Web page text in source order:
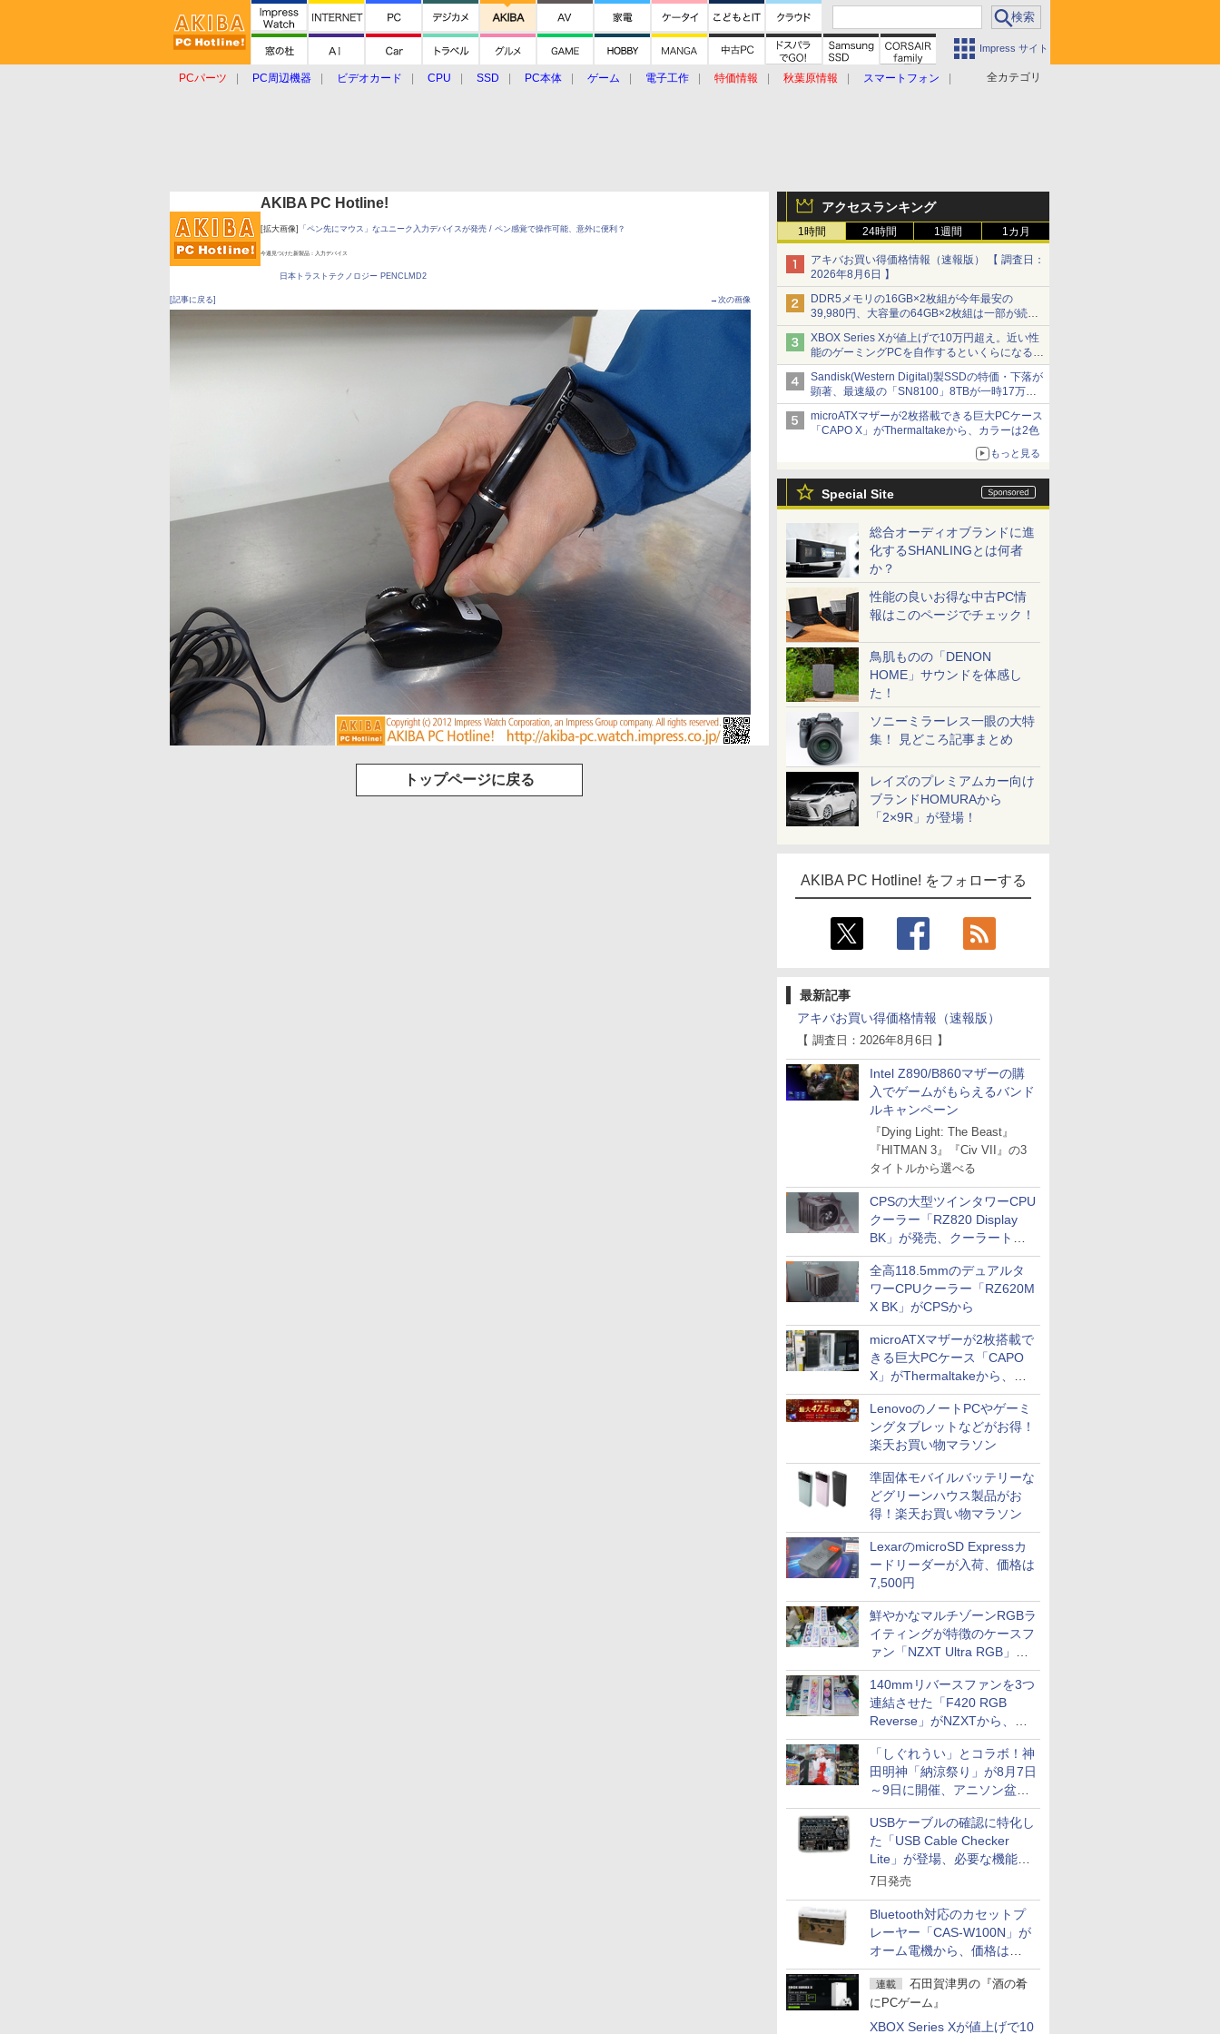
Impress サイト
全カテゴリ
PCパーツ PC周辺機器 ビデオカード CPU SSD PC本体 ゲーム 電子工作 特価情報 秋葉原情報
スマートフォン
アクセスランキング
1時間 24時間 1週間 1カ月
アキバお買い得価格情報（速報版） 【 調査日：
2026年8月6日 】
DDR5メモリの16GB×2枚組が今年最安の
39,980円、大容量の64GB×2枚組は一部が続騰
[8月前半のメモリ価格]
XBOX Series Xが値上げで10万円超え。近い性
能のゲーミングPCを自作するといくらになる？
【石田賀津男の『酒の肴にPCゲーム』】
Sandisk(Western Digital)製SSDの特価・下落が
顕著、最速級の「SN8100」8TBが一時17万円
割れ [8月前半のSSD価格]
microATXマザーが2枚搭載できる巨大PCケース
「CAPO X」がThermaltakeから、カラーは2色
もっと見る
Special Site
総合オーディオブランドに進
化するSHANLINGとは何者
か？
性能の良いお得な中古PC情
報はこのページでチェック！
鳥肌ものの「DENON
HOME」サウンドを体感し
た！
ソニーミラーレス一眼の大特
集！ 見どころ記事まとめ
レイズのプレミアムカー向け
ブランドHOMURAから
「2×9R」が登場！
AKIBA PC Hotline! をフォローする
最新記事
アキバお買い得価格情報（速報版）
【 調査日：2026年8月6日 】
Intel Z890/B860マザーの購
入でゲームがもらえるバンド
ルキャンペーン
『Dying Light: The Beast』
『HITMAN 3』『Civ VII』の3
タイトルから選べる
CPSの大型ツインタワーCPU
クーラー「RZ820 Display
BK」が発売、クーラートッ
プに5インチ液晶搭載
全高118.5mmのデュアルタ
ワーCPUクーラー「RZ620M
X BK」がCPSから
microATXマザーが2枚搭載で
きる巨大PCケース「CAPO
X」がThermaltakeから、カ
ラーは2色
LenovoのノートPCやゲーミ
ングタブレットなどがお得！
楽天お買い物マラソン
準固体モバイルバッテリーな
どグリーンハウス製品がお
得！楽天お買い物マラソン
LexarのmicroSD Expressカ
ードリーダーが入荷、価格は
7,500円
鮮やかなマルチゾーンRGBラ
イティングが特徴のケースフ
ァン「NZXT Ultra RGB」が
発売、計8製品
140mmリバースファンを3つ
連結させた「F420 RGB
Reverse」がNZXTから、単
一フレーム採用
「しぐれうい」とコラボ！神
田明神「納涼祭り」が8月7日
～9日に開催、アニソン盆踊
りや屋台グルメなどもあり
USBケーブルの確認に特化し
た「USB Cable Checker
Lite」が登場、必要な機能を
凝縮しコンパクトに
7日発売
Bluetooth対応のカセットプ
レーヤー「CAS-W100N」が
オーム電機から、価格は
5,940円
連載
石田賀津男の『酒の肴
にPCゲーム』
XBOX Series Xが値上げで10
AKIBA PC Hotline!
[拡大画像] 「ペン先にマウス」なユニーク入力デバイスが発売 / ペン感覚で操作可能、意外に便利？
今週見つけた新製品：入力デバイス
日本トラストテクノロジー PENCLMD2
[記事に戻る] →次の画像
トップページに戻る